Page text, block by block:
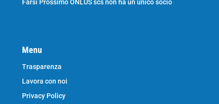
Farsi Prossimo ONLUS scs non ha un unico socio
Menu
Trasparenza
Lavora con noi
Privacy Policy